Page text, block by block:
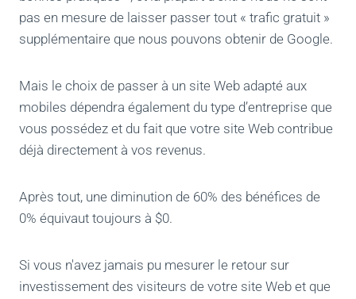
pas en mesure de laisser passer tout « trafic gratuit »
supplémentaire que nous pouvons obtenir de Google.
Mais le choix de passer à un site Web adapté aux
mobiles dépendra également du type d’entreprise que
vous possédez et du fait que votre site Web contribue
déjà directement à vos revenus.
Après tout, une diminution de 60% des bénéfices de
0% équivaut toujours à $0.
Si vous n'avez jamais pu mesurer le retour sur
investissement des visiteurs de votre site Web et que